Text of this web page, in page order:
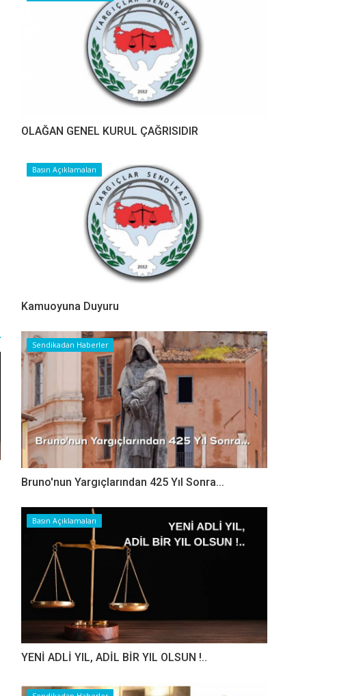
OLAĞAN GENEL KURUL ÇAĞRISIDIR
Basın Açıklamaları
Kamuoyuna Duyuru
Sendikadan Haberler
Bruno'nun Yargıçlarından 425 Yıl Sonra...
Basın Açıklamaları
YENİ ADLİ YIL, ADİL BİR YIL OLSUN !..